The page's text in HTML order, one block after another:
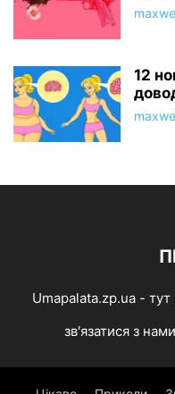
12
Umapalata.zp.ua - тут
зв'язатися з